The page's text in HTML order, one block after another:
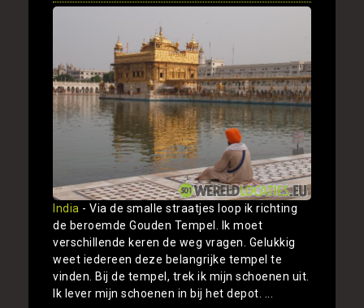
India - Via de smalle straatjes loop ik richting
de beroemde Gouden Tempel. Ik moet
verschillende keren de weg vragen. Gelukkig
weet iedereen deze belangrijke tempel te
vinden. Bij de tempel, trek ik mijn schoenen uit.
Ik lever mijn schoenen in bij het depot. ...